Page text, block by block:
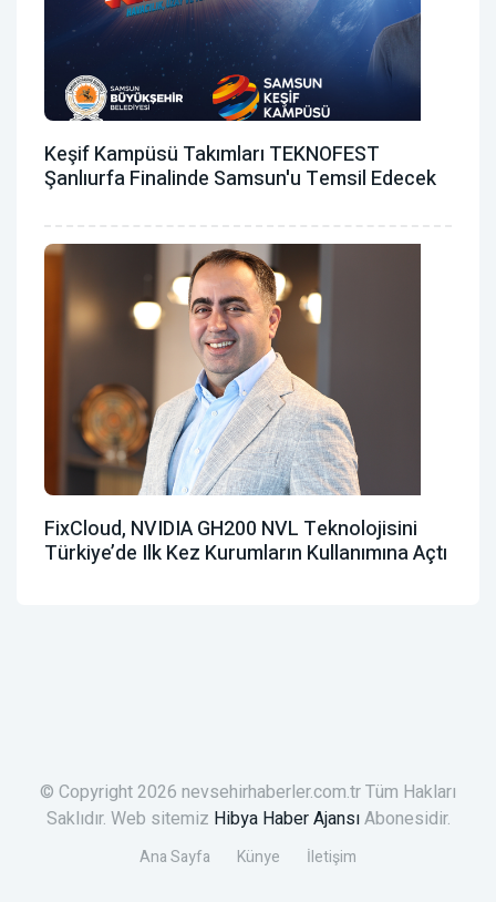
Keşif Kampüsü Takımları TEKNOFEST
Şanlıurfa Finalinde Samsun'u Temsil Edecek
FixCloud, NVIDIA GH200 NVL Teknolojisini
Türkiye’de Ilk Kez Kurumların Kullanımına Açtı
© Copyright 2026 nevsehirhaberler.com.tr Tüm Hakları
Saklıdır. Web sitemiz Hibya Haber AjansıAbonesidir.
Ana Sayfa Künye İletişim